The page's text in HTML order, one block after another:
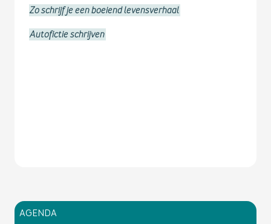
Zo schrijf je een boeiend levensverhaal
Autofictie schrijven
AGENDA